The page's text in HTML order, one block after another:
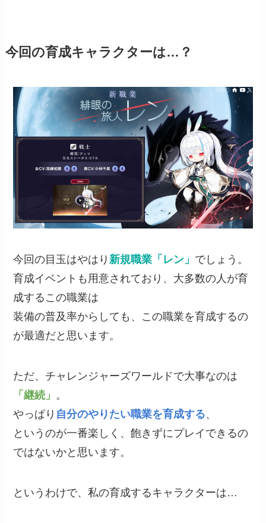
今回の育成キャラクターは…？
今回の目玉はやはり 新規職業「レン」 でしょう。
育成イベントも用意されており、大多数の人が育
成するこの職業は
装備の普及率からしても、この職業を育成するの
が最適だと思います。
ただ、チャレンジャーズワールドで大事なのは
「継続」 。
やっぱり 自分のやりたい職業を育成する、
というのが一番楽しく、飽きずにプレイできるの
ではないかと思います。
というわけで、私の育成するキャラクターは…